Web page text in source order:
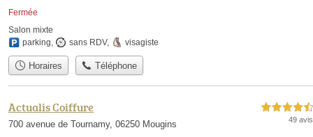
Fermée
Salon mixte
parking, sans RDV, visagiste
Horaires Téléphone
Actualis Coiffure
700 avenue de Tournamy, 06250 Mougins
4,5 étoiles sur 5
49 avis